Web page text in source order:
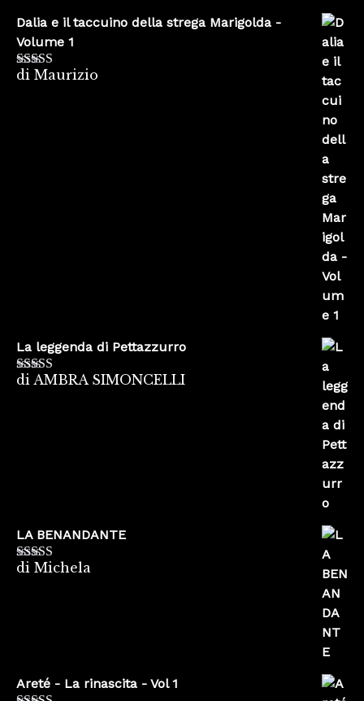
Dalia e il taccuino della strega Marigolda -
Volume 1
Valutato4
di Maurizio
La leggenda di Pettazzurro
Valutato5su
di AMBRA SIMONCELLI
LA BENANDANTE
Valutato5su
di Michela
Areté - La rinascita - Vol 1